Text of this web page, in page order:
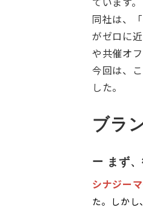
同社は、
がゼロに
や共催オ
今回は、
した。
ブラ
ー まず
シナジー
た。しかし